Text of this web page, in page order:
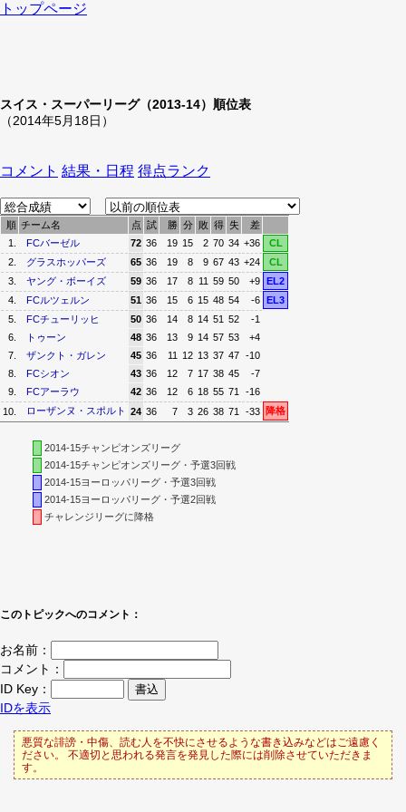
トップページ
スイス・スーパーリーグ（2013-14）順位表
（2014年5月18日）
コメント 結果・日程 得点ランク
順 チーム名 点 試 勝 分 敗 得 失
差
1.
FCバーゼル 72 36 19 15 2 70 34 +36
CL
2.
グラスホッパーズ 65 36 19 8 9 67 43 +24
CL
3.
ヤング・ボーイズ 59 36 17 8 11 59 50 +9 EL2
4.
FCルツェルン 51 36 15 6 15 48 54 -6 EL3
5.
FCチューリッヒ 50 36 14 8 14 51 52
-1
6.
トゥーン 48 36 13 9 14 57 53
+4
7.
ザンクト・ガレン 45 36 11 12 13 37 47 -10
8.
FCシオン 43 36 12 7 17 38 45
-7
9.
FCアーラウ 42 36 12 6 18 55 71
-16
10.
ローザンヌ・スポルト 24 36 7 3 26 38 71 -33 降格
2014-15チャンピオンズリーグ
2014-15チャンピオンズリーグ・予選3回戦
2014-15ヨーロッパリーグ・予選3回戦
2014-15ヨーロッパリーグ・予選2回戦
チャレンジリーグに降格
このトピックへのコメント：
お名前：
コメント：
ID Key：
IDを表示
悪質な誹謗・中傷、読む人を不快にさせるような書き込みなどはご遠慮く
ださい。 不適切と思われる発言を発見した際には削除させていただきま
す。